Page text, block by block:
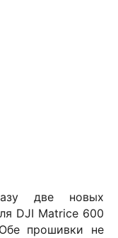
две новых
DJI Matrice600
прошивки не